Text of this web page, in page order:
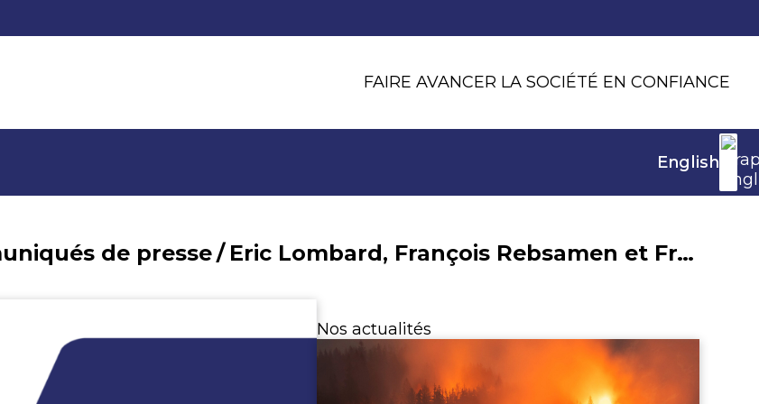
FAIRE AVANCER LA SOCIÉTÉ EN CONFIANCE
English
de presse/ Eric Lombard, François Rebsamen et France Assureurs annoncent l’ouverture de la cellule d’accompagnement « CollectivAssur » au 1er juillet 2025
Nos actualités